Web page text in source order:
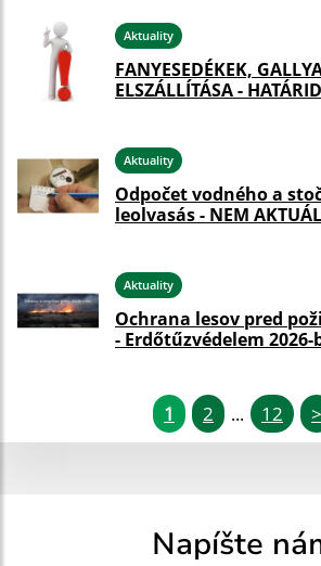
Aktuality
FANYESEDÉKEK,
ELSZÁLLÍTÁSA -
Aktuality
Odpočet vodného a
leolvasás - NEM
Aktuality
Ochrana lesov pred
- Erdőtűzvédelem 2026-
1 2 ... 12 >
Napíšte